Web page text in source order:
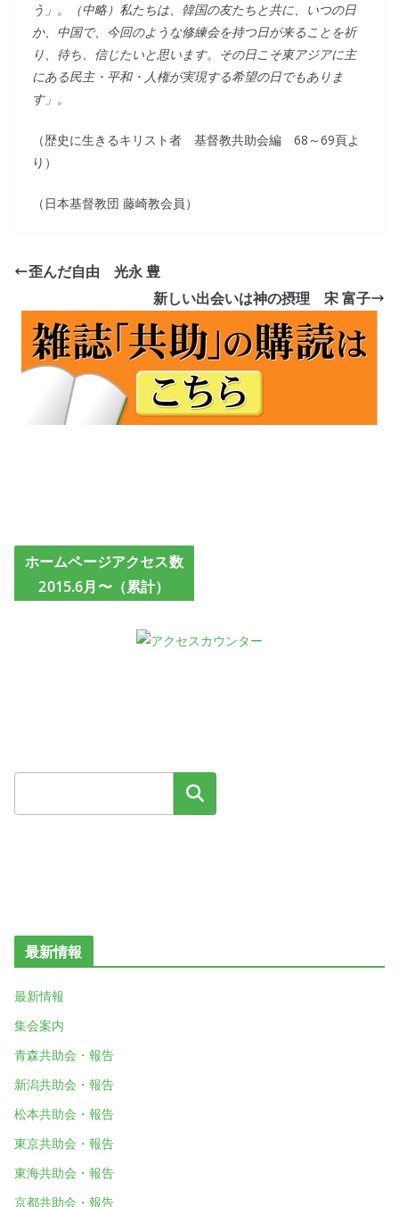
う」。（中略）私たちは、韓国の友たちと共に、いつの日
か、中国で、今回のような修練会を持つ日が来ることを祈
り、待ち、信じたいと思います。その日こそ東アジアに主
にある民主・平和・人権が実現する希望の日でもありま
す」。
（歴史に生きるキリスト者 基督教共助会編 68～69頁よ
り）
（日本基督教団 藤崎教会員）
歪んだ自由 光永 豊
新しい出会いは神の摂理 宋 富子
ホームページアクセス数
2015.6月〜（累計）
検索
最新情報
最新情報
集会案内
青森共助会・報告
新潟共助会・報告
松本共助会・報告
東京共助会・報告
東海共助会・報告
京都共助会・報告